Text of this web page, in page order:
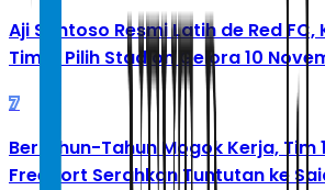
Aji Santoso Resmi Latih de Red
Timur Pilih Stadion Gelora 10
7
Bertahun-Tahun Mogok Kerja, Tim
Freeport Serahkan Tuntutan ke